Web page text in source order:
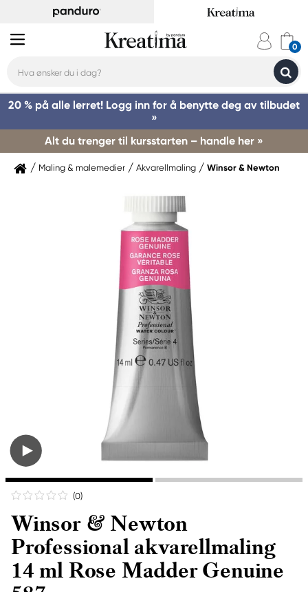
20 % på alle lerret! Logg inn for å benytte deg av tilbudet
»
Alt du trenger til kursstarten – handle her »
Maling & malemedier Akvarellmaling Winsor & Newton
(0)
Winsor & Newton
Professional akvarellmaling
14 ml Rose Madder Genuine